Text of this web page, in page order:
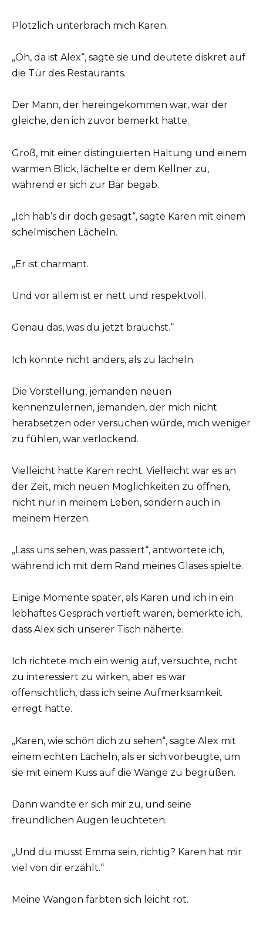
Plötzlich unterbrach mich Karen.
„Oh, da ist Alex“, sagte sie und deutete diskret auf
die Tür des Restaurants.
Der Mann, der hereingekommen war, war der
gleiche, den ich zuvor bemerkt hatte.
Groß, mit einer distinguierten Haltung und einem
warmen Blick, lächelte er dem Kellner zu,
während er sich zur Bar begab.
„Ich hab’s dir doch gesagt“, sagte Karen mit einem
schelmischen Lächeln.
„Er ist charmant.
Und vor allem ist er nett und respektvoll.
Genau das, was du jetzt brauchst.“
Ich konnte nicht anders, als zu lächeln.
Die Vorstellung, jemanden neuen
kennenzulernen, jemanden, der mich nicht
herabsetzen oder versuchen würde, mich weniger
zu fühlen, war verlockend.
Vielleicht hatte Karen recht. Vielleicht war es an
der Zeit, mich neuen Möglichkeiten zu öffnen,
nicht nur in meinem Leben, sondern auch in
meinem Herzen.
„Lass uns sehen, was passiert“, antwortete ich,
während ich mit dem Rand meines Glases spielte.
Einige Momente später, als Karen und ich in ein
lebhaftes Gespräch vertieft waren, bemerkte ich,
dass Alex sich unserer Tisch näherte.
Ich richtete mich ein wenig auf, versuchte, nicht
zu interessiert zu wirken, aber es war
offensichtlich, dass ich seine Aufmerksamkeit
erregt hatte.
„Karen, wie schön dich zu sehen“, sagte Alex mit
einem echten Lächeln, als er sich vorbeugte, um
sie mit einem Kuss auf die Wange zu begrüßen.
Dann wandte er sich mir zu, und seine
freundlichen Augen leuchteten.
„Und du musst Emma sein, richtig? Karen hat mir
viel von dir erzählt.“
Meine Wangen färbten sich leicht rot.